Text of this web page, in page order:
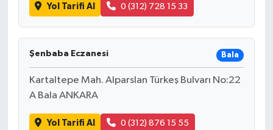
Yol Tarifi Al 0 (312) 728 15 33
Şenbaba Eczanesi Bala
Kartaltepe Mah. Alparslan Türkeş Bulvarı No:22
A Bala ANKARA
Yol Tarifi Al 0 (312) 876 15 55